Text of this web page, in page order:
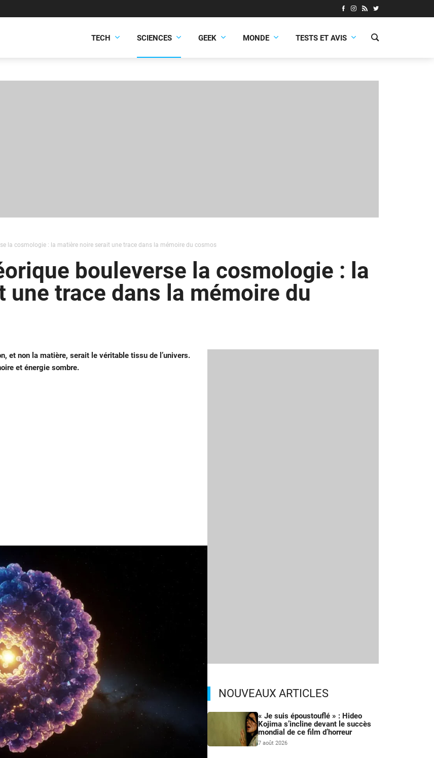
TECH SCIENCES GEEK MONDE TESTS ET AVIS
la cosmologie : la matière noire serait une trace dans la mémoire du cosmos
bouleverse la cosmologie : la
trace dans la mémoire du
et non la matière, serait le véritable tissu de l’univers.
et énergie sombre.
NOUVEAUX ARTICLES
« Je suis époustouflé » : Hideo
Kojima s’incline devant le succès
mondial de ce film d’horreur
7 août 2026